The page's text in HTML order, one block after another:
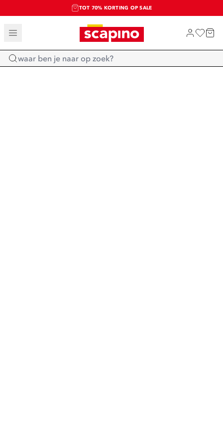
TOT 70% KORTING OP SALE
SALE: LAATSTE KANS!
SHOP NIEUW
Home